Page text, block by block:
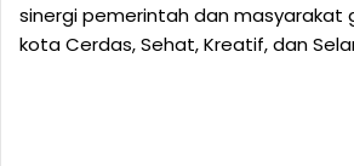
sinergi pemerintah dan masyarakat
kota Cerdas, Sehat, Kreatif, dan